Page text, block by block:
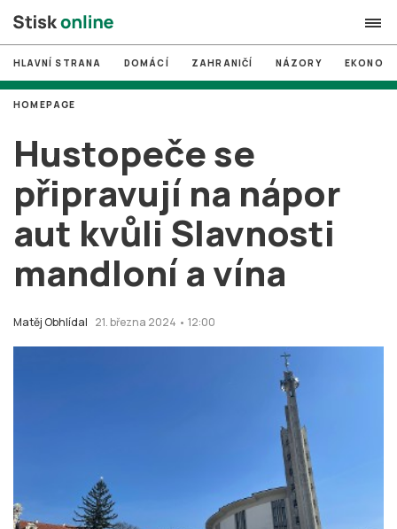
search
# MUNI
# Brno
# volby
login PŘIHLÁSIT SE
Zapomněli jste heslo?
HLAVNÍ STRANA DOMÁCÍ ZAHRANIČÍ NÁZORY
Hustopeče se
připravují na nápor
aut kvůli Slavnosti
mandloní a vína
Matěj Obhlídal 21. března 2024 • 12:00
HOMEPAGE